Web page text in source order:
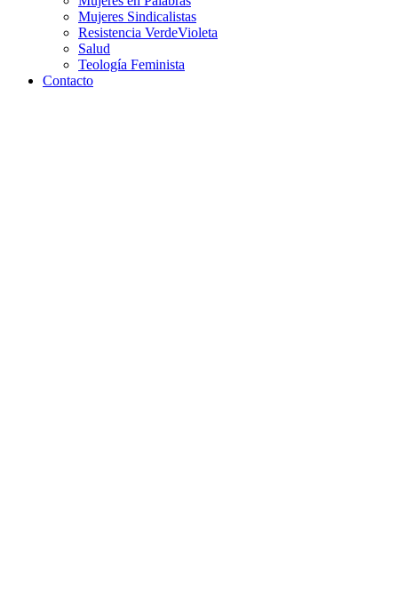
Mujeres Sindicalistas
Resistencia VerdeVioleta
Salud
Teología Feminista
Contacto